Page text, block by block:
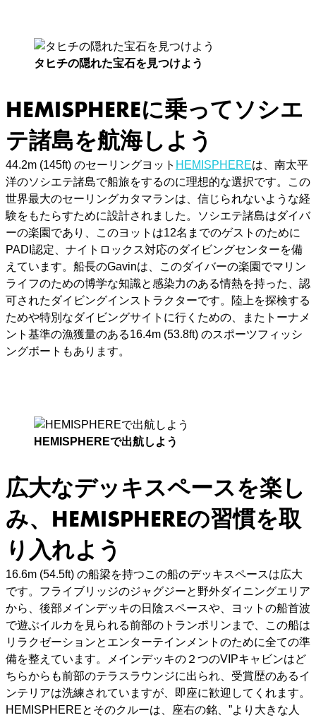
タヒチの隠れた宝石を見つけよう
HEMISPHEREに乗ってソシエ
テ諸島を航海しよう
44.2m (145ft) のセーリングヨット HEMISPHEREは、南太平
洋のソシエテ諸島で船旅をするのに理想的な選択です。この
世界最大のセーリングカタマランは、信じられないような経
験をもたらすために設計されました。ソシエテ諸島はダイバ
ーの楽園であり、このヨットは12名までのゲストのために
PADI認定、ナイトロックス対応のダイビングセンターを備
えています。船長のGavinは、このダイバーの楽園でマリン
ライフのための博学な知識と感染力のある情熱を持った、認
可されたダイビングインストラクターです。陸上を探検する
ためや特別なダイビングサイトに行くための、またトーナメ
ント基準の漁獲量のある16.4m (53.8ft) のスポーツフィッシ
ングボートもあります。
HEMISPHEREで出航しよう
広大なデッキスペースを楽し
み、HEMISPHEREの習慣を取
り入れよう
16.6m (54.5ft) の船梁を持つこの船のデッキスペースは広大
です。フライブリッジのジャグジーと野外ダイニングエリア
から、後部メインデッキの日陰スペースや、ヨットの船首波
で遊ぶイルカを見られる前部のトランポリンまで、この船は
リラクゼーションとエンターテインメントのために全ての準
備を整えています。メインデッキの２つのVIPキャビンはど
ちらからも前部のテラスラウンジに出られ、受賞歴のあるイ
ンテリアは洗練されていますが、即座に歓迎してくれます。
HEMISPHEREとそのクルーは、座右の銘、”より大きな人